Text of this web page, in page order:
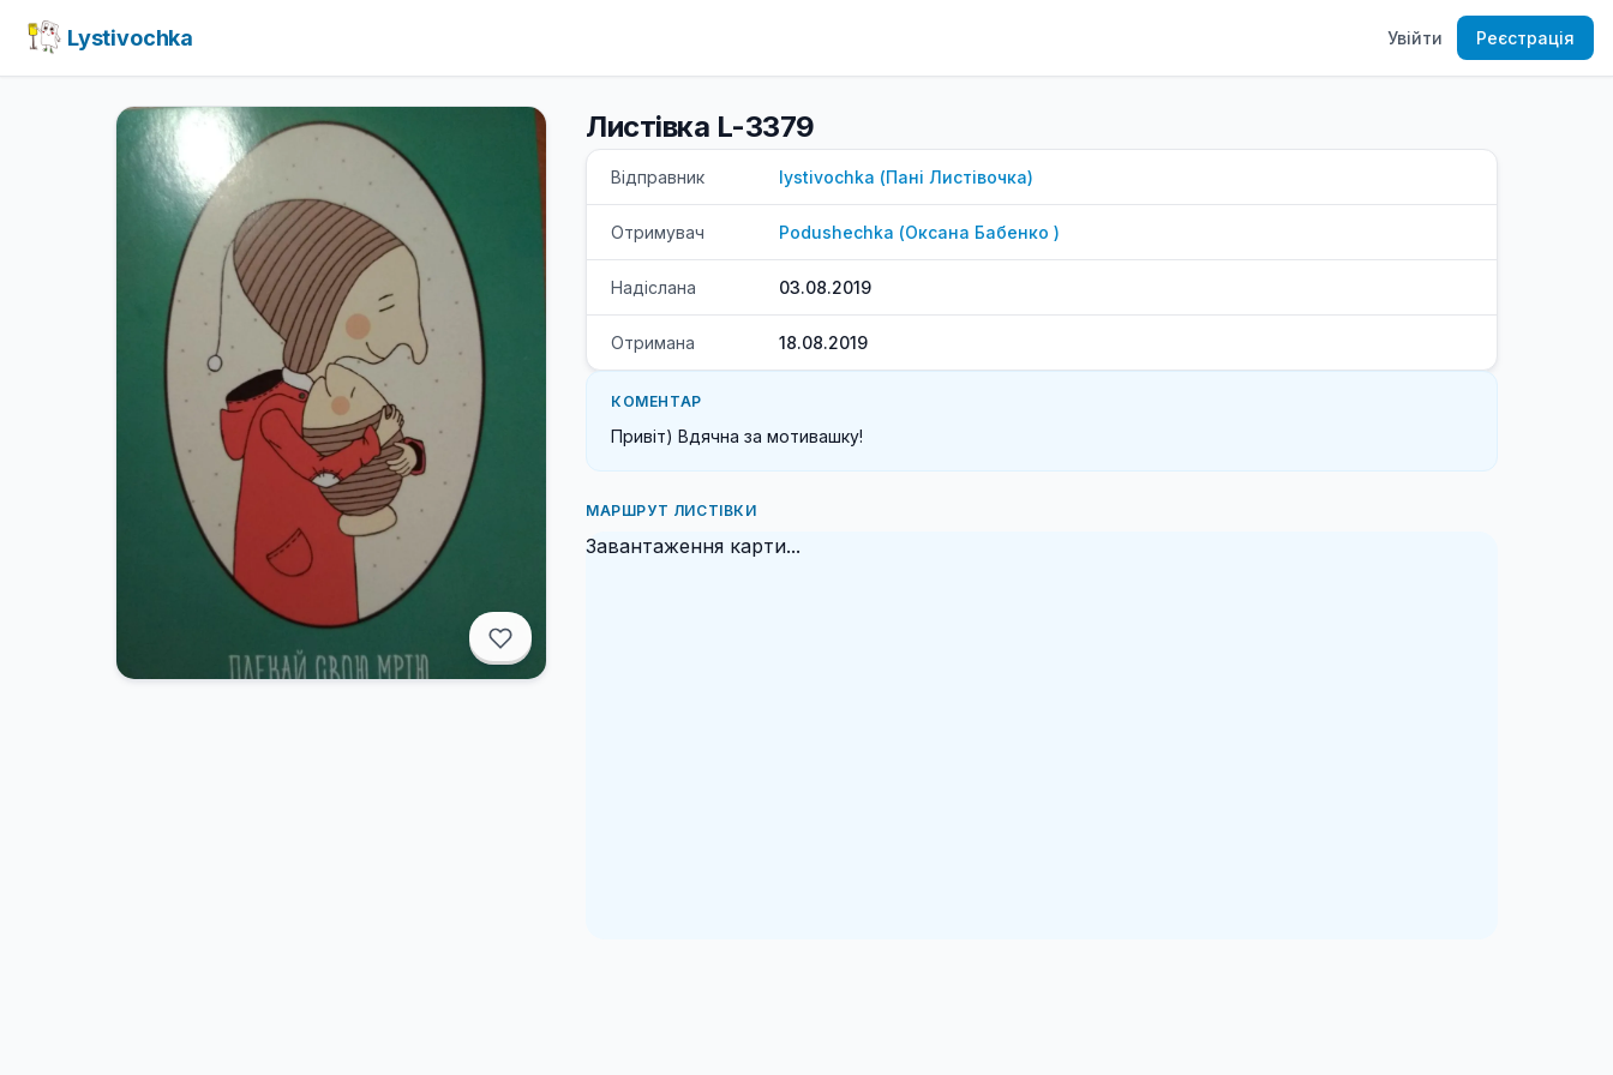
Lystivochka Увійти Реєстрація
Листівка L-3379
Відправник lystivochka (Пані Листівочка)
Отримувач Podushechka (Оксана Бабенко )
Надіслана 03.08.2019
Отримана 18.08.2019
КОМЕНТАР
Привіт) Вдячна за мотивашку!
МАРШРУТ ЛИСТІВКИ
Завантаження карти...